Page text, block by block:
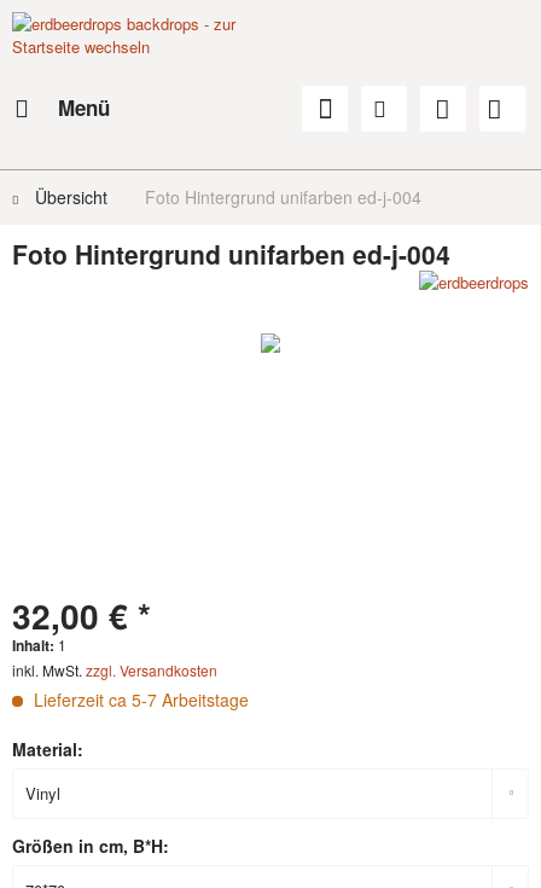
Menü
Übersicht Foto Hintergrund unifarben ed-j-004
Foto Hintergrund unifarben ed-j-004
32,00 € *
Inhalt: 1
inkl. MwSt. zzgl. Versandkosten
Lieferzeit ca 5-7 Arbeitstage
Material:
Größen in cm, B*H: